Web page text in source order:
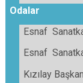
Odalar
Esnaf
Esnaf
Kızılay